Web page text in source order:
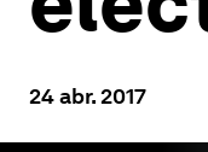
24 abr. 2017